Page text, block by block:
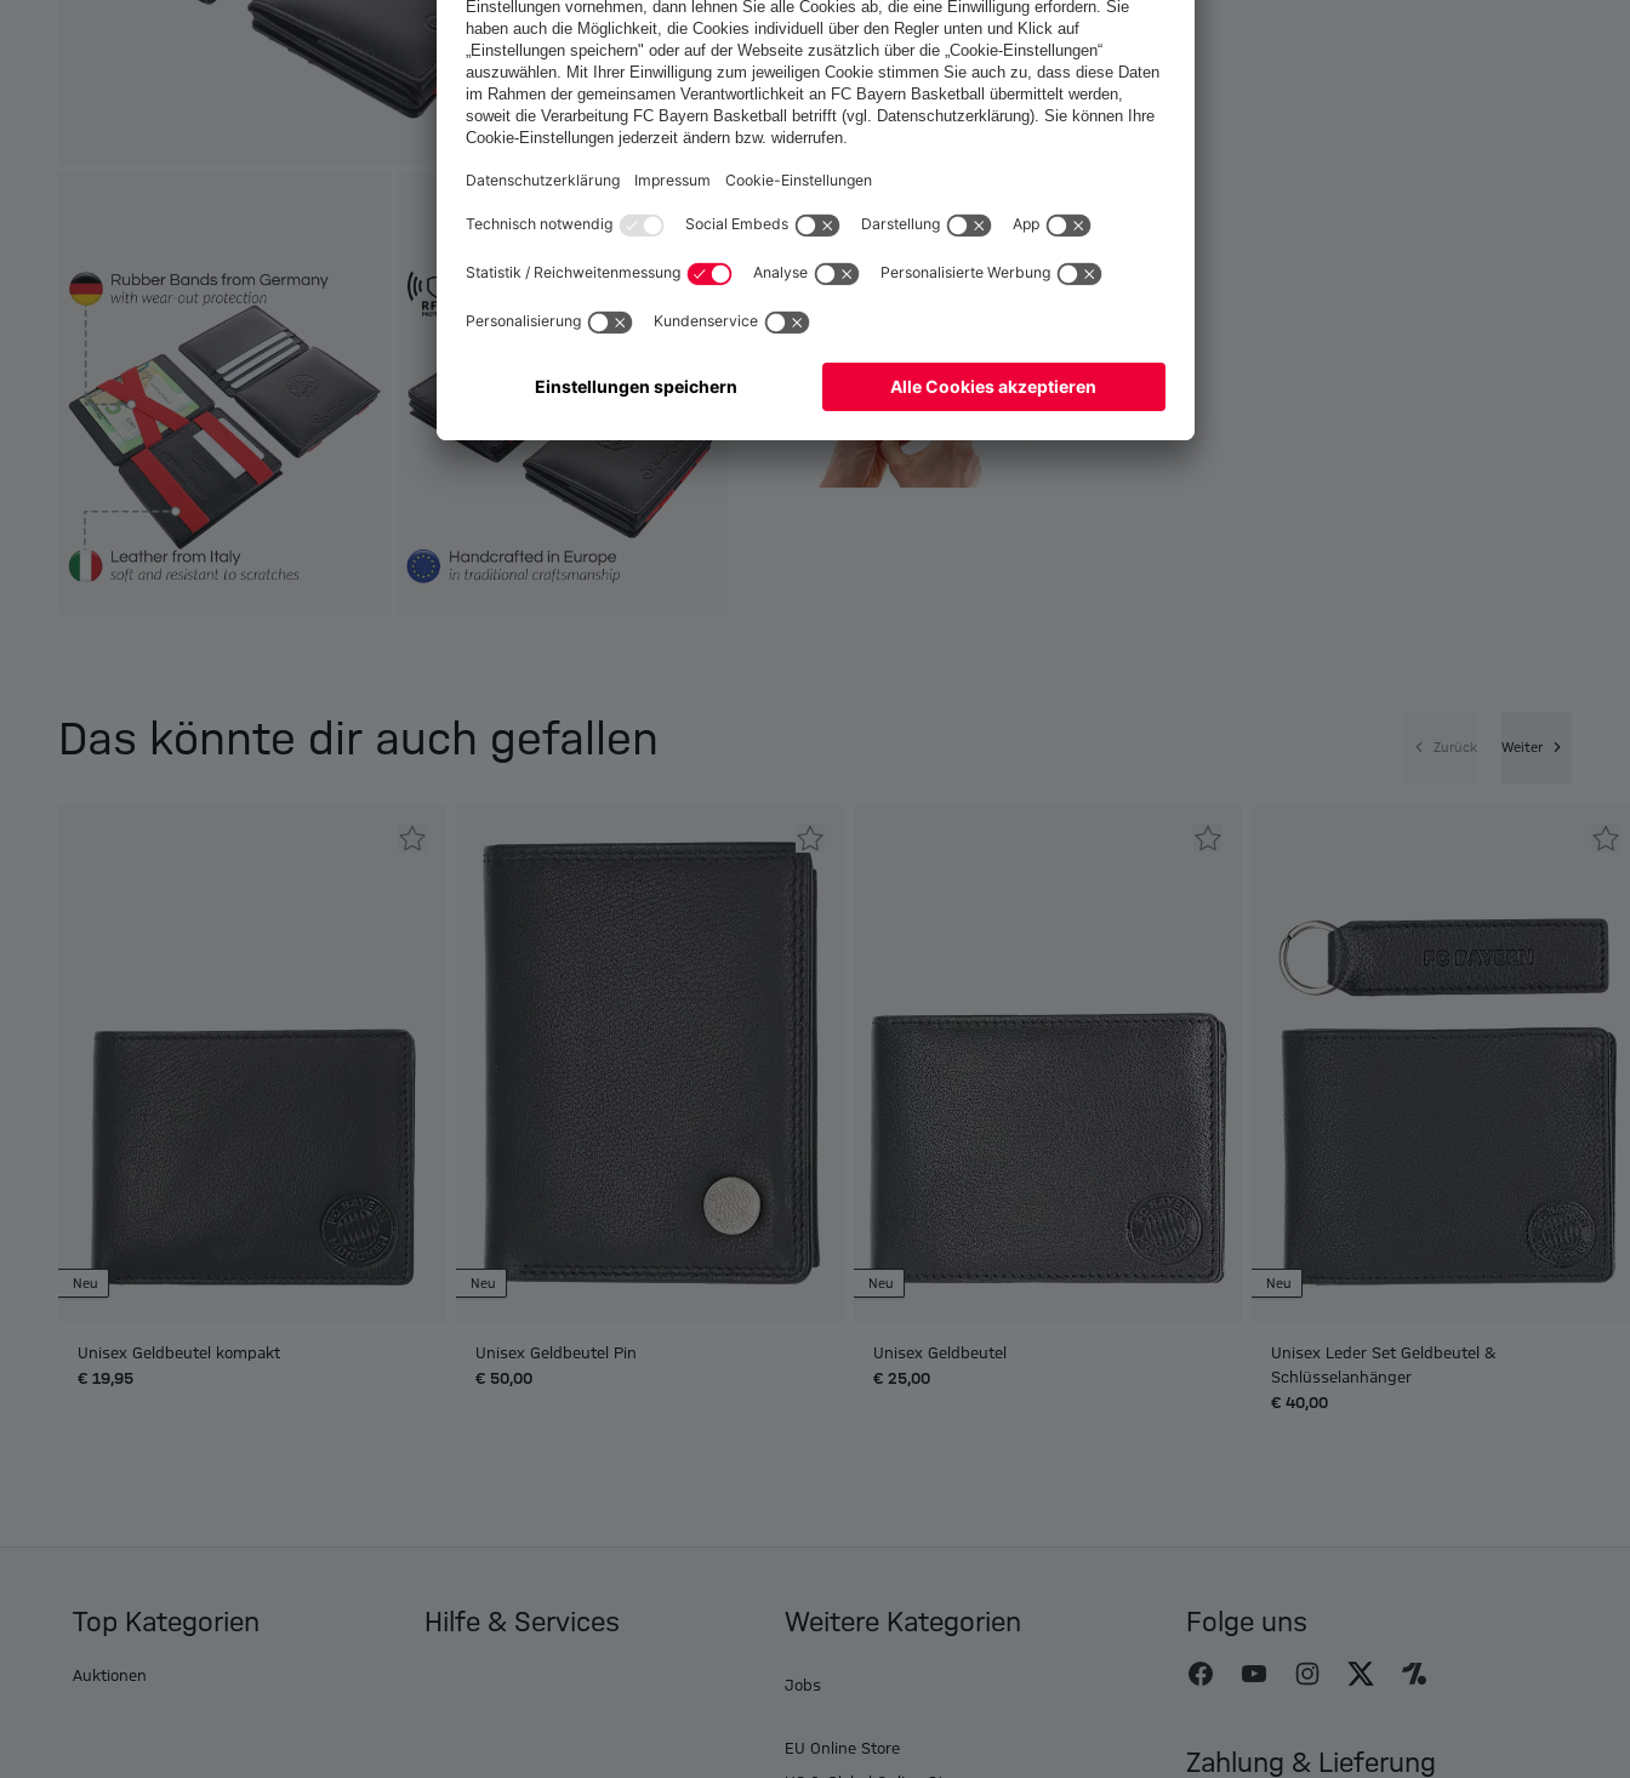
Das könnte dir auch gefallen Zurück Weiter
Neu
Unisex Geldbeutel kompakt
€ 19,95
Neu
Unisex Geldbeutel Pin
€ 50,00
Neu
Unisex Geldbeutel
€ 25,00
Neu
Unisex Leder Set Geldbeutel &
Schlüsselanhänger
€ 40,00
Top Kategorien
Auktionen
Hilfe & Services Weitere Kategorien
Jobs
EU Online Store
Folge uns
Zahlung & Lieferung
Möchtest du im Store Österreichbleiben?
Ja,Österreich, um dorthin zu liefern!